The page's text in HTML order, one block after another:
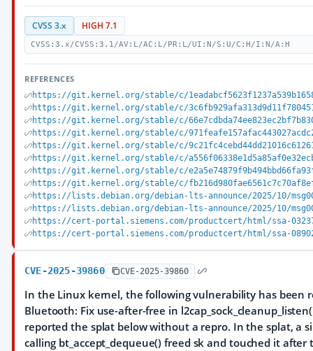
CVSS 3.x HIGH 7.1
CVSS:3.x/CVSS:3.1/AV:L/AC:L/PR:L/UI:N/S:U/C:H/I:N/A:H
REFERENCES
https://git.kernel.org/stable/c/
https://git.kernel.org/stable/c/
https://git.kernel.org/stable/c/
https://git.kernel.org/stable/c/
https://git.kernel.org/stable/c/
https://git.kernel.org/stable/c/
https://git.kernel.org/stable/c/
https://git.kernel.org/stable/c/
https://lists.debian.org/debian-lts-announce/2025/10/
https://lists.debian.org/debian-lts-announce/2025/10/
https://cert-portal.siemens.com/productcert/html/ssa-
https://cert-portal.siemens.com/productcert/html/ssa-
CVE-2025-39860 CVE-2025-39860
In the Linux kernel, the following vulnerability has been
Bluetooth: Fix use-after-free in
reported the splat below without a repro. In the splat, a
calling bt_accept_dequeue() freed sk and touched it after